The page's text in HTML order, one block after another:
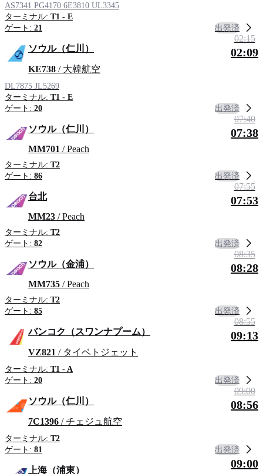
AS7341 PG4170 6E3810 UL3345
ターミナル: T1 - E
ゲート: 21 出発済
ソウル（仁川）
KE738 / 大韓航空
DL7875 JL5269
ターミナル: T1 - E
ゲート: 20
02:15
02:09
出発済
ソウル（仁川）
MM701 / Peach
ターミナル: T2
ゲート: 86
07:40
07:38
出発済
台北
MM23 / Peach
ターミナル: T2
ゲート: 82
07:55
07:53
出発済
ソウル（金浦）
MM735 / Peach
ターミナル: T2
ゲート: 85
08:35
08:28
出発済
バンコク（スワンナプーム）
VZ821 / タイベトジェット
ターミナル: T1 - A
ゲート: 20
08:55
09:13
出発済
ソウル（仁川）
7C1396 / チェジュ航空
ターミナル: T2
ゲート: 81
09:00
08:56
出発済
上海（浦東）
09:00